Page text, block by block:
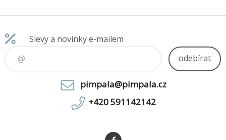
okolní teplotou při které pivo
pípa se šroubuje přímo na
naražeč.Slevy a novinky e-mailem
odebírat
pimpala@pimpala.cz
+420 591142142